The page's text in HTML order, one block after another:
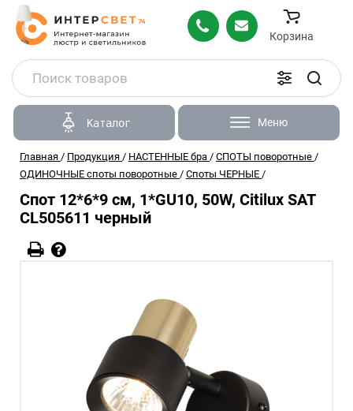
Корзина
Каталог Меню
Главная / Продукция / НАСТЕННЫЕ бра / СПОТЫ поворотные /
ОДИНОЧНЫЕ споты поворотные / Споты ЧЕРНЫЕ /
Спот 12*6*9 см, 1*GU10, 50W, Citilux SAT
CL505611 черный